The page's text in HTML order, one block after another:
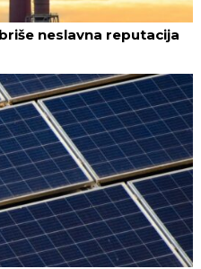
neslavna reputacija